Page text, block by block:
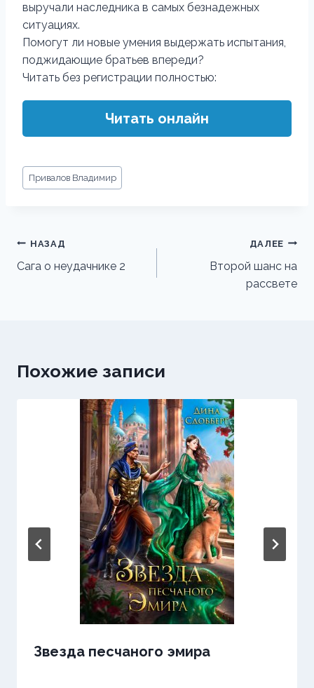
выручали наследника в самых безнадежных
ситуациях.
Помогут ли новые умения выдержать испытания,
поджидающие братьев впереди?
Читать без регистрации полностью:
Читать онлайн
Метки
записи:
Привалов Владимир
Навигация
по
НАЗАД
Сага о неудачнике 2
ДАЛЕЕ
Второй шанс на
рассвете
Похожие записи
Звезда песчаного эмира